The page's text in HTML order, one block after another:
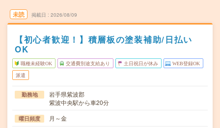
未読 掲載日 2026/08/09
【初心者歓迎！】積層板の塗装補助/日払い
OK
職種未経験OK 交通費別途支給あり 土日祝日が休み WEB登録OK
派遣
勤務地
岩手県紫波郡
紫波中央駅から車20分
曜日頻度 月～金